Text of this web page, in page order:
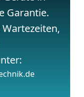
Garantie.